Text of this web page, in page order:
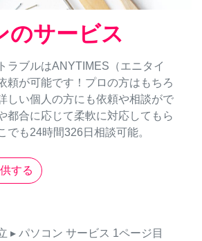
のサービス
ラブルはANYTIMES（エニタイ
頼が可能です！プロの方はもちろ
しい個人の方にも依頼や相談がで
都合に応じて柔軟に対応してもら
でも24時間326日相談可能。
する
▸ パソコン サービス 1ページ目